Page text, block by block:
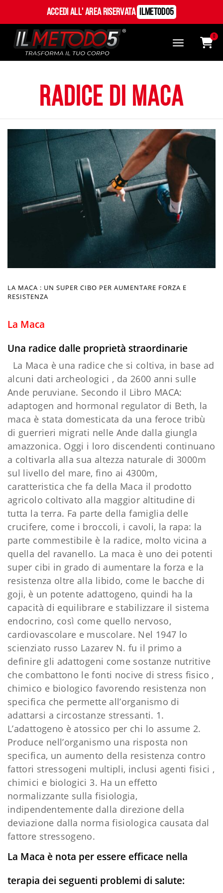
Accedi all' Area Riservata ILMetodo5
0
radice di maca
LA MACA : UN SUPER CIBO PER AUMENTARE FORZA E
RESISTENZA
La Maca
Una radice dalle proprietà straordinarie
La Maca è una radice che si coltiva, in base ad
alcuni dati archeologici , da 2600 anni sulle
Ande peruviane. Secondo il Libro MACA:
adaptogen and hormonal regulator di Beth, la
maca è stata domesticata da una feroce tribù
di guerrieri migrati nelle Ande dalla giungla
amazzonica. Oggi i loro discendenti continuano
a coltivarla alla sua altezza naturale di 3000m
sul livello del mare, fino ai 4300m,
caratteristica che fa della Maca il prodotto
agricolo coltivato alla maggior altitudine di
tutta la terra. Fa parte della famiglia delle
crucifere, come i broccoli, i cavoli, la rapa: la
parte commestibile è la radice, molto vicina a
quella del ravanello. La maca è uno dei potenti
super cibi in grado di aumentare la forza e la
resistenza oltre alla libido, come le bacche di
goji, è un potente adattogeno, quindi ha la
capacità di equilibrare e stabilizzare il sistema
endocrino, così come quello nervoso,
cardiovascolare e muscolare. Nel 1947 lo
scienziato russo Lazarev N. fu il primo a
definire gli adattogeni come sostanze nutritive
che combattono le fonti nocive di stress fisico ,
chimico e biologico favorendo resistenza non
specifica che permette all’organismo di
adattarsi a circostanze stressanti. 1.
L’adattogeno è atossico per chi lo assume 2.
Produce nell’organismo una risposta non
specifica, un aumento della resistenza contro
fattori stressogeni multipli, inclusi agenti fisici ,
chimici e biologici 3. Ha un effetto
normalizzante sulla fisiologia,
indipendentemente dalla direzione della
deviazione dalla norma fisiologica causata dal
fattore stressogeno.
La Maca è nota per essere efficace nella
terapia dei seguenti problemi di salute: